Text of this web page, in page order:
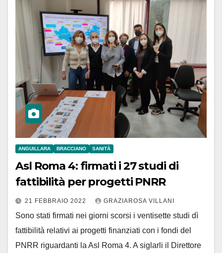
ANGUILLARA BRACCIANO SANITÀ
Asl Roma 4: firmati i 27 studi di
fattibilità per progetti PNRR
21 FEBBRAIO 2022 GRAZIAROSA VILLANI
Sono stati firmati nei giorni scorsi i ventisette studi dì
fattibilità relativi ai progetti finanziati con i fondi del
PNRR riguardanti la Asl Roma 4. A siglarli il Direttore